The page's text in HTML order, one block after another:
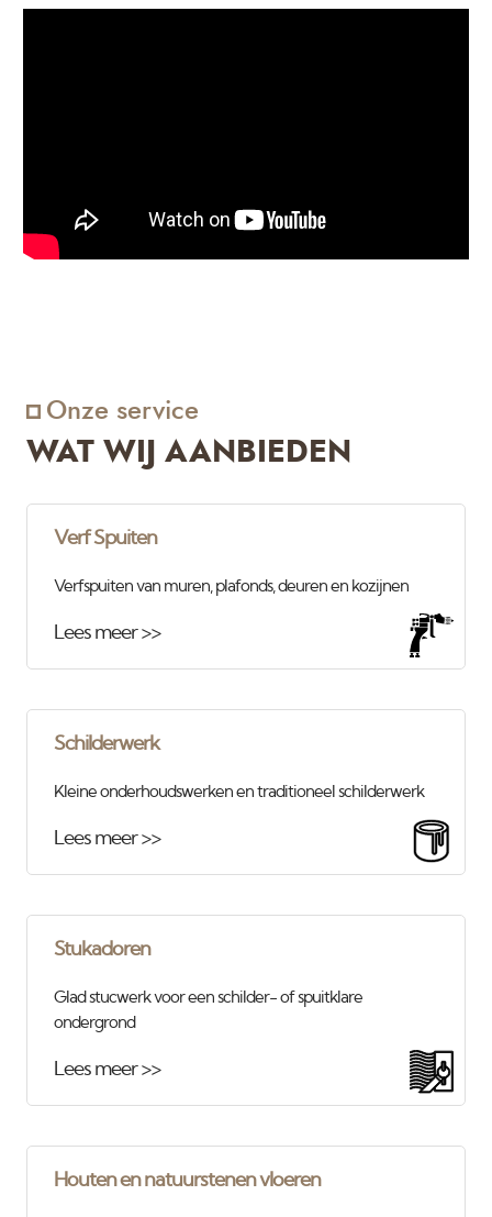
Onze service
WAT WIJ AANBIEDEN
Verf Spuiten
Verfspuiten van muren, plafonds, deuren en kozijnen
Lees meer >>
Schilderwerk
Kleine onderhoudswerken en traditioneel schilderwerk
Lees meer >>
Stukadoren
Glad stucwerk voor een schilder- of spuitklare
ondergrond
Lees meer >>
Houten en natuurstenen vloeren